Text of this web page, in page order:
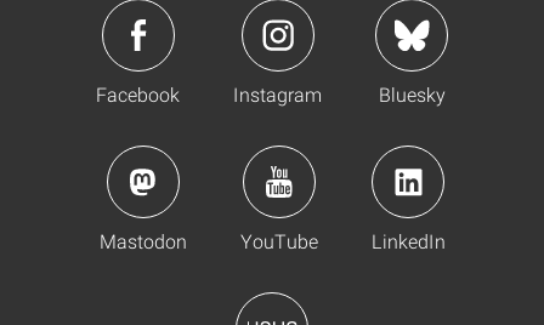
Facebook Instagram Bluesky
Mastodon YouTube LinkedIn